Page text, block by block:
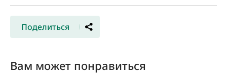
Поделиться
Вам может понравиться